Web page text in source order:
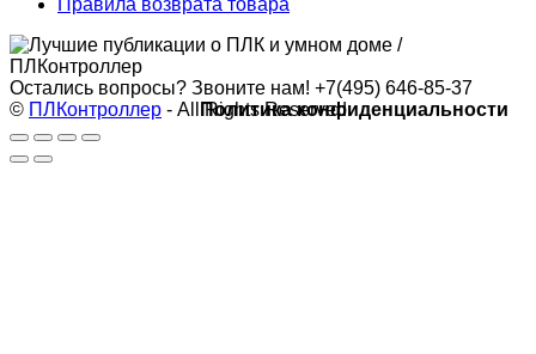
Правила возврата товара
Остались вопросы? Звоните нам! +7(495) 646-85-37
© ПЛКонтроллер - All Rights Reserved
Политика конфиденциальности